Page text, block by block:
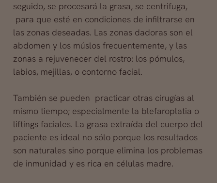
seguido, se procesará la grasa, se centrifuga,
para que esté en condiciones de infiltrarse en
las zonas deseadas. Las zonas dadoras son el
abdomen y los múslos frecuentemente, y las
zonas a rejuvenecer del rostro: los pómulos,
labios, mejillas, o contorno facial.
También se pueden practicar otras cirugías al
mismo tiempo; especialmente la blefaroplatia o
liftings faciales. La grasa extraída del cuerpo del
paciente es ideal no sólo porque los resultados
son naturales sino porque elimina los problemas
de inmunidad y es rica en células madre.